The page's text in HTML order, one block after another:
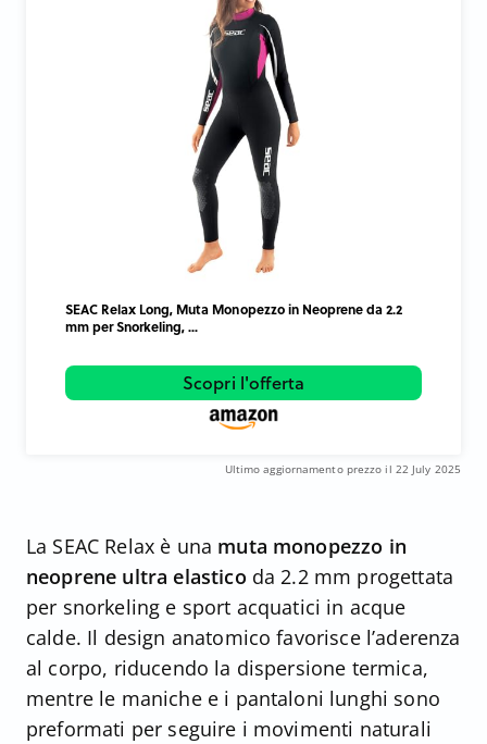
SEAC Relax Long, Muta Monopezzo in Neoprene da 2.2
mm per Snorkeling, ...
Scopri l'offerta
Ultimo aggiornamento prezzo il 22 July 2025
La SEAC Relax è una muta monopezzo in
neoprene ultra elastico da 2.2 mm progettata
per snorkeling e sport acquatici in acque
calde. Il design anatomico favorisce l’aderenza
al corpo, riducendo la dispersione termica,
mentre le maniche e i pantaloni lunghi sono
preformati per seguire i movimenti naturali